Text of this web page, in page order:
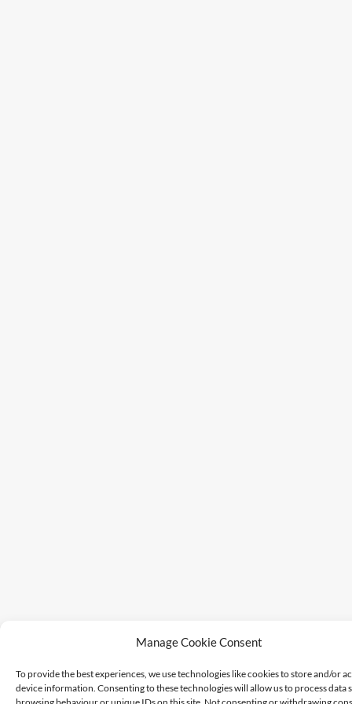
Manage Cookie Consent
To provide the best experiences, we use technologies like cookies to store and/or
device information. Consenting to these technologies will allow us to process data